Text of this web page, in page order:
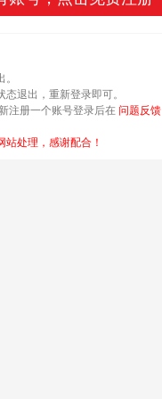
退出，重新登录即可。
注册一个账号登录后在 问题反
处理，感谢配合！